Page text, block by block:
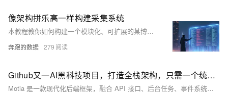
像架构拼乐高一样构建采集系统
本教程教你如何构建一个模块化、可扩展的某博热搜采集系统，涵盖代理配置、多线程加速与数据提取，助你高效掌握网络舆情分析技巧。
奔跑的数据 279
Github又一AI黑科技项目，打造全栈架构，只需一个统一框架？
Motia 是一款现代化后端框架，融合 API 接口、后台任务、事件系统与 AI Agent，支持 JavaScript、TypeScript、Python 多语言协同开发。它提供可视化 Workbench、自动观测追踪、零配置部署等功能，帮助开发者高效构建事件驱动的工作流，显著降低部署与运维成本，提升 AI 项目落地效率。